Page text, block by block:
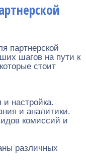
партнерской
шагов на пути к
стоит
и настройка.
и аналитики.
комиссий и
различных